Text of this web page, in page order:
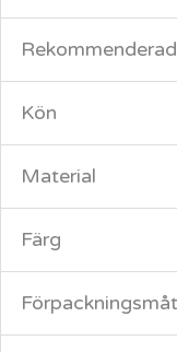
Kön
Material
Färg